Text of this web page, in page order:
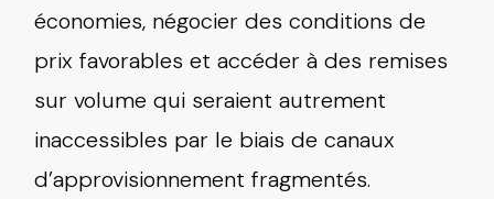
économies, négocier des conditions de
prix favorables et accéder à des remises
sur volume qui seraient autrement
inaccessibles par le biais de canaux
d’approvisionnement fragmentés.